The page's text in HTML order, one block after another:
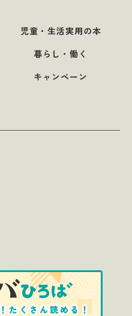
児童・生活実用の本
暮らし・働く
キャンペーン